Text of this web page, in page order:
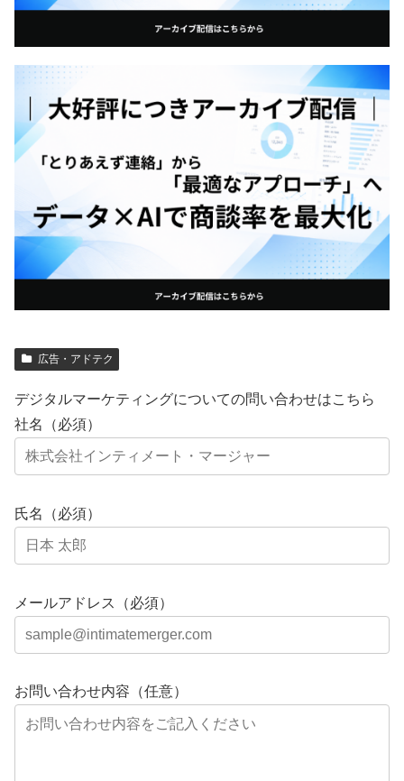
広告・アドテク
デジタルマーケティングについての問い合わせはこちら
社名（必須）
氏名（必須）
メールアドレス（必須）
お問い合わせ内容（任意）